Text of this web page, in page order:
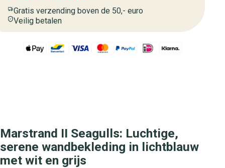
Gratis verzending boven de 50,- euro
Veilig betalen
Marstrand II Seagulls: Luchtige,
serene wandbekleding in lichtblauw
met wit en grijs